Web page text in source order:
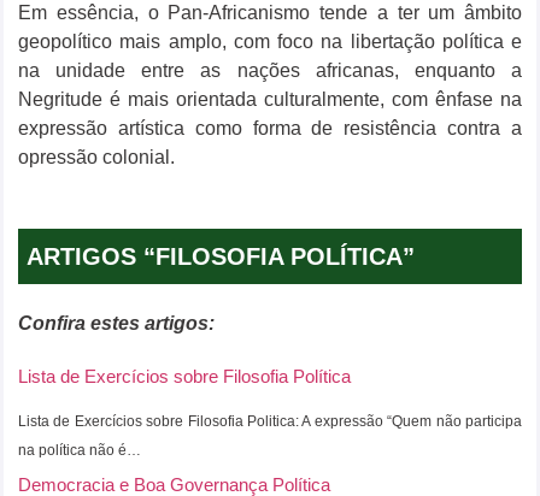
Em essência, o Pan-Africanismo tende a ter um âmbito
geopolítico mais amplo, com foco na libertação política e
na unidade entre as nações africanas, enquanto a
Negritude é mais orientada culturalmente, com ênfase na
expressão artística como forma de resistência contra a
opressão colonial.
ARTIGOS “FILOSOFIA POLÍTICA”
Confira estes artigos:
Lista de Exercícios sobre Filosofia Política
Lista de Exercícios sobre Filosofia Politica: A expressão “Quem não participa
na política não é…
Democracia e Boa Governança Política